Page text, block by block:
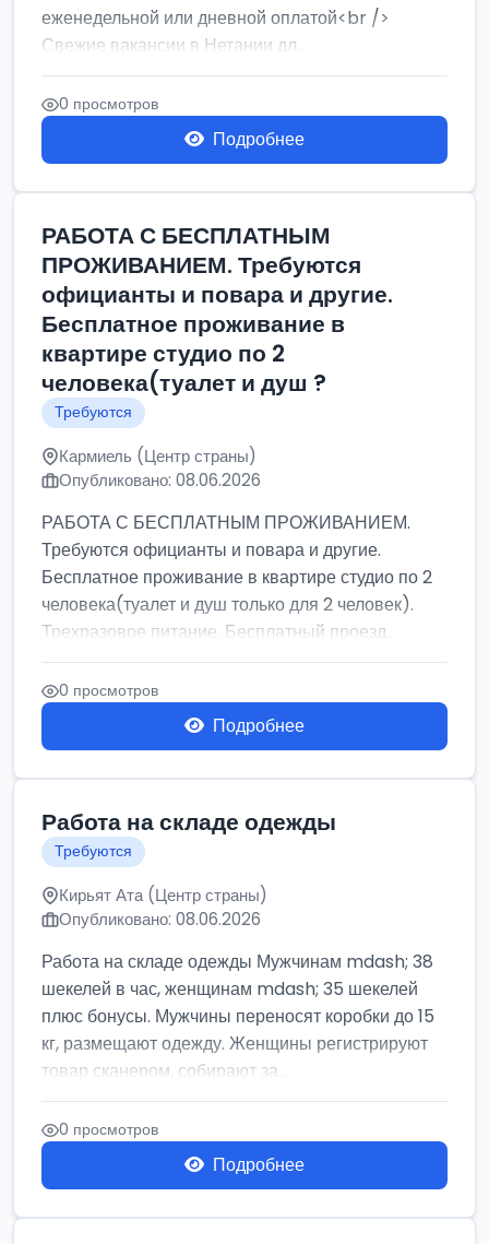
еженедельной или дневной оплатой<br />
Свежие вакансии в Нетании дл...
0 просмотров
Подробнее
РАБОТА С БЕСПЛАТНЫМ
ПРОЖИВАНИЕМ. Требуются
официанты и повара и другие.
Бесплатное проживание в
квартире студио по 2
человека(туалет и душ ?
Требуются
Кармиель (Центр страны)
Опубликовано: 08.06.2026
РАБОТА С БЕСПЛАТНЫМ ПРОЖИВАНИЕМ.
Требуются официанты и повара и другие.
Бесплатное проживание в квартире студио по 2
человека(туалет и душ только для 2 человек).
Трехразовое питание. Бесплатный проезд...
0 просмотров
Подробнее
Работа на складе одежды
Требуются
Кирьят Ата (Центр страны)
Опубликовано: 08.06.2026
Работа на складе одежды Мужчинам mdash; 38
шекелей в час, женщинам mdash; 35 шекелей
плюс бонусы. Мужчины переносят коробки до 15
кг, размещают одежду. Женщины регистрируют
товар сканером, собирают за...
0 просмотров
Подробнее